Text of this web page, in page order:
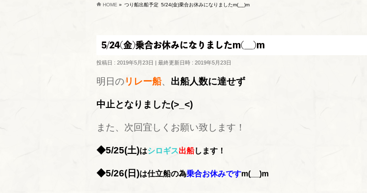
HOME » つり船出船予定 5/24(金)乗合お休みになりましたm(__)m
5/24(金)乗合お休みになりましたm(__)m
投稿日 : 2019年5月23日 最終更新日時 : 2019年5月23日
明日の リレー船、 出船人数に達せず
中止となりました(>_<)
また、次回宜しくお願い致します！
◆5/25(土)はシロギス出船します！
◆5/26(日)は仕立船の為乗合お休みですm(__)m